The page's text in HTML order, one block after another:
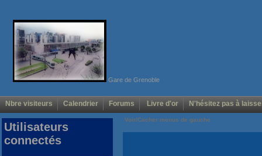
Gare de Grenoble
Nbre visiteurs Calendrier Forums Livre d'or N'hésitez pas à
Voir/Cacher menus de gauche
Utilisateurs
connectés